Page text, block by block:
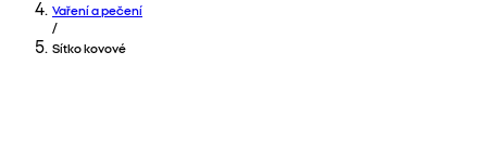
Vaření a pečení
/
Sítko kovové